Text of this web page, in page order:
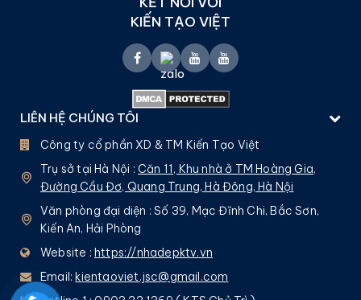
KIẾN TẠO VIỆT
LIÊN HỆ CHÚNG TÔI
Công ty cổ phần XD & TM Kiến Tạo Việt
Trụ sở tại Hà Nội : Căn 11, Khu nhà ở TM Hoàng Gia,
Đường Cầu Đơ, Quang Trung, Hà Đông, Hà Nội
Văn phòng đại diện : Số 39, Mạc Đĩnh Chi, Bắc Sơn,
Kiến An, Hải Phòng
Website : https://nhadepktv.vn
Email:kientaoviet.jsc@gmail.com